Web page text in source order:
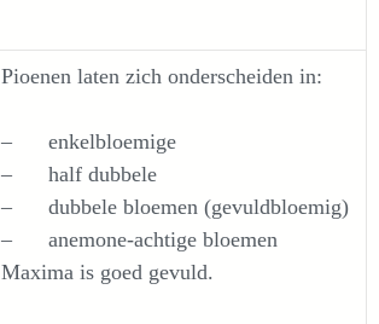
Pioenen laten zich onderscheiden in:
– enkelbloemige
– half dubbele
– dubbele bloemen (gevuldbloemig)
– anemone-achtige bloemen
Maxima is goed gevuld.